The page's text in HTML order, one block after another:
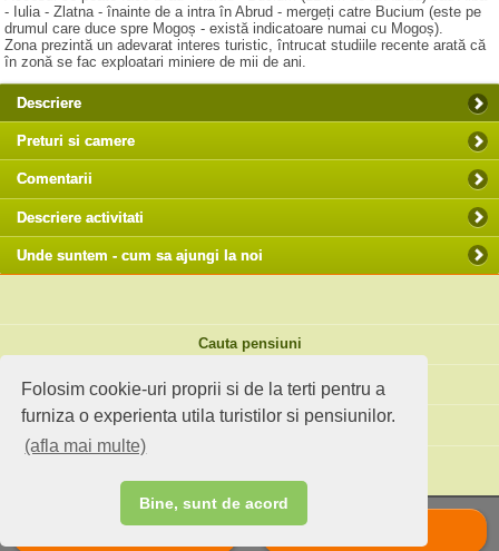
Folosim cookie-uri proprii si de la terti pentru a
furniza o experienta utila turistilor si pensiunilor.
(afla mai multe)
Bine, sunt de acord
Suna
- Iulia - Zlatna - înainte de a intra în Abrud - mergeți catre Bucium (este pe
drumul care duce spre Mogoș - există indicatoare numai cu Mogoș).
Zona prezintă un adevarat interes turistic, întrucat studiile recente arată că
în zonă se fac exploatari miniere de mii de ani.
Descriere
Preturi si camere
Comentarii
Descriere activitati
Unde suntem - cum sa ajungi la noi
Cauta pensiuni
Idei de calatorie
Site standard